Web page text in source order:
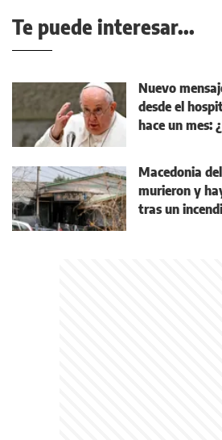
Te puede interesar...
Nuevo
desde el
hace un mes:
Macedonia
murieron y
tras un